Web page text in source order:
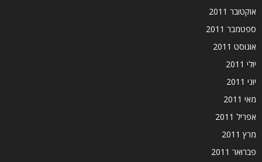
אוקטובר 2011
ספטמבר 2011
אוגוסט 2011
יולי 2011
יוני 2011
מאי 2011
אפריל 2011
מרץ 2011
פברואר 2011